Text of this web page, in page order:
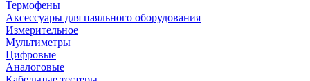
Термофены
Аксессуары для паяльного оборудования
Измерительное
Мультиметры
Цифровые
Аналоговые